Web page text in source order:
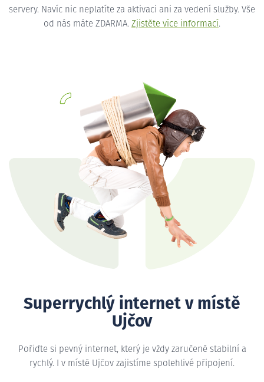
servery. Navíc nic neplatíte za aktivaci ani za vedení služby. Vše
od nás máte ZDARMA. Zjistěte více informací.
Superrychlý internet v místě
Ujčov
Pořiďte si pevný internet, který je vždy zaručeně stabilní a
rychlý. I v místě Ujčov zajistíme spolehlivé připojení.